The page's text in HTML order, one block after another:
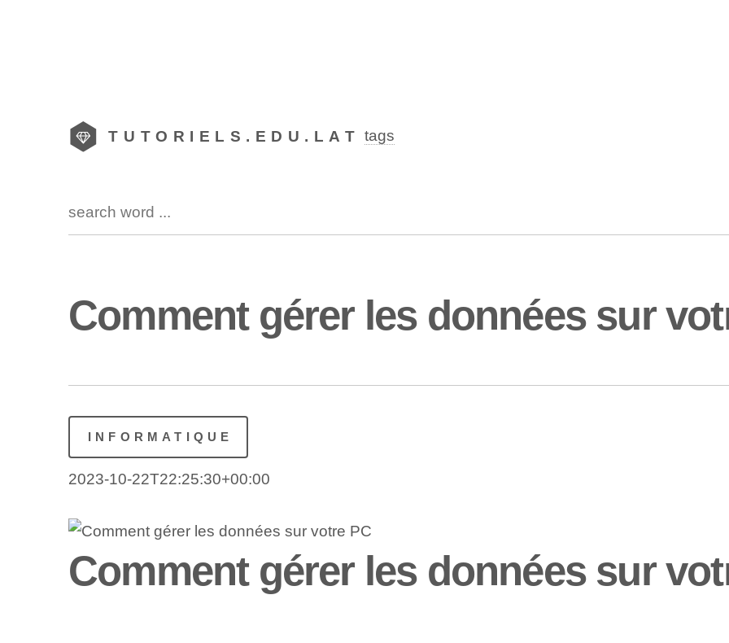
TUTORIELS.EDU.LAT tags
Comment gérer les données sur
INFORMATIQUE
2023-10-22T22:25:30+00:00
Comment gérer les données sur